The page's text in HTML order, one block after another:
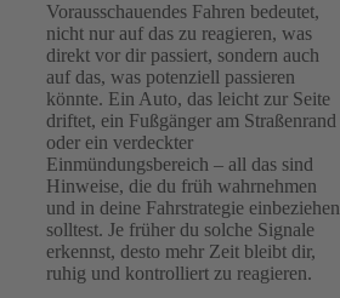
Vorausschauendes Fahren bedeutet,
nicht nur auf das zu reagieren, was
direkt vor dir passiert, sondern auch
auf das, was potenziell passieren
könnte. Ein Auto, das leicht zur Seite
driftet, ein Fußgänger am Straßenrand
oder ein verdeckter
Einmündungsbereich – all das sind
Hinweise, die du früh wahrnehmen
und in deine Fahrstrategie einbeziehen
solltest. Je früher du solche Signale
erkennst, desto mehr Zeit bleibt dir,
ruhig und kontrolliert zu reagieren.